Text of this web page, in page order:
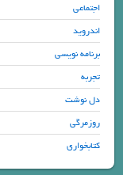
اجتماعی
اندروید
برنامه نویسی
تجربه
دل نوشت
روزمرگی
کتابخواری